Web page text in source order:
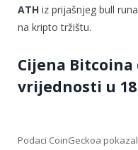
ATH iz prijašnjeg bull
na kripto tržištu.
Cijena
vrijednosti u
Podaci CoinGeckoa